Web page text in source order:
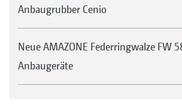
Anbaugrubber Cenio
Neue AMAZONE Federringwalze FW
Anbaugeräte